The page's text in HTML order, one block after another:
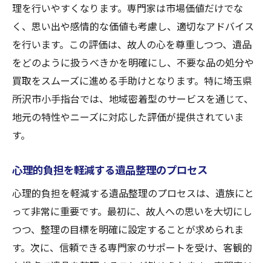
理を行いやすくなります。専門家は市場価値だけでな
く、思い出や感情的な価値も考慮し、適切なアドバイス
を行います。この評価は、故人の心を尊重しつつ、遺品
をどのように扱うべきかを明確にし、不要な品の処分や
買取をスムーズに進める手助けとなります。特に埼玉県
所沢市小手指台では、地域密着型のサービスを通じて、
地元の特性やニーズに対応した評価が提供されていま
す。
心理的負担を軽減する遺品整理のプロセス
心理的負担を軽減する遺品整理のプロセスは、遺族にと
って非常に重要です。最初に、故人への思いを大切にし
つつ、整理の目標を明確に設定することが求められま
す。次に、信頼できる専門家のサポートを受け、客観的